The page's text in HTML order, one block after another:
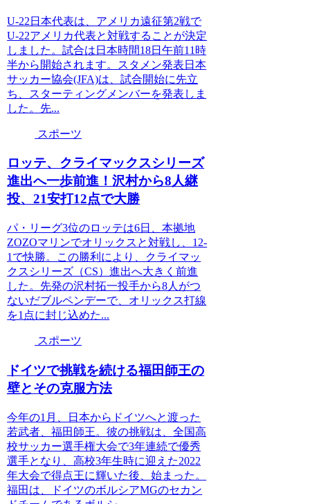
U-22日本代表は、アメリカ遠征第2戦で
U-22アメリカ代表と対戦することが決定
しました。試合は日本時間18日午前11時
半から開始されます。スタメン発表日本
サッカー協会(JFA)は、試合開始に先立
ち、スターティングメンバーを発表しま
した。先...
スポーツ
ロッテ、クライマックスシリーズ
進出へ一歩前進！沢村から8人継
投、21安打12点で大勝
パ・リーグ3位のロッテは6日、本拠地
ZOZOマリンでオリックスと対戦し、12-
1で快勝。この勝利により、クライマッ
クスシリーズ（CS）進出へ大きく前進
した。先発の沢村拓一投手から8人がつ
ないだブルペンデーで、オリックス打線
を1点に封じ込めた...
スポーツ
ドイツで挑戦を続ける福田師王の
壁とその克服方法
今年の1月、日本からドイツへと渡った
若武者、福田師王。彼の挑戦は、全国高
校サッカー選手権大会で3年連続で優秀
選手となり、高校3年生時に迎えた2022
年大会で得点王に輝いた後、始まった。
福田は、ドイツのボルシアMGのセカン